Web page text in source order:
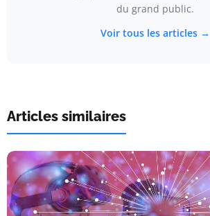
du grand public.
Voir tous les articles →
Articles similaires